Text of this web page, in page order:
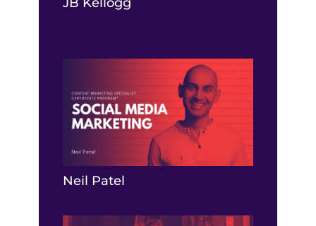
Neil Patel